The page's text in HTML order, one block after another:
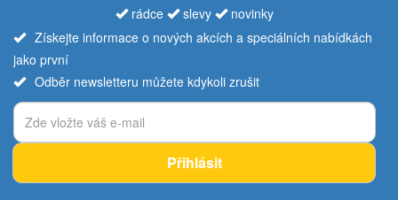
rádce slevy
novinky
Získejte informace o nových akcích a speciálních nabídkách
jako první
Odběr newsletteru můžete kdykoli zrušit
Přihlásit